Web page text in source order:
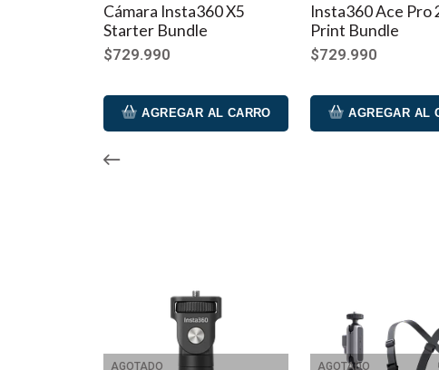
Lavadora
Cámara Insta360 X5
Starter Bundle
$729.990
AGREGAR AL CARRO
Insta360 Ace Pro 2 Flash
Print Bundle
$729.990
AGREGAR AL CARRO
AGOTADO AGOTADO